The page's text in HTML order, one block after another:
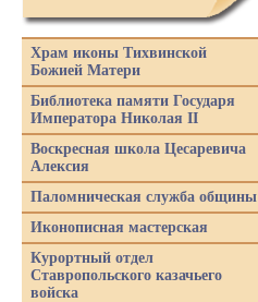
Храм иконы Тихвинской
Божией Матери
Библиотека памяти Государя
Императора Николая II
Воскресная школа Цесаревича
Алексия
Паломническая служба общины
Иконописная мастерская
Курортный отдел
Ставропольского казачьего
войска